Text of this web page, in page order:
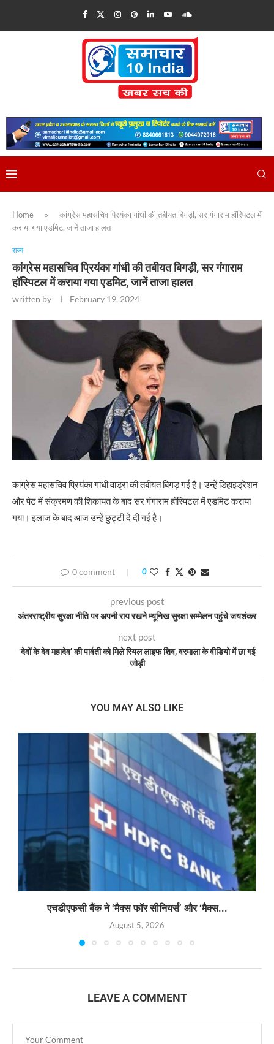
Home »
कांग्रेस महासचिव प्रियंका गांधी की तबीयत बिगड़ी, सर गंगाराम हॉस्पिटल में
कराया गया एडमिट, जानें ताजा हालत
राज्य
कांग्रेस महासचिव प्रियंका गांधी की तबीयत बिगड़ी, सर गंगाराम
हॉस्पिटल में कराया गया एडमिट, जानें ताजा हालत
written by February 19, 2024
कांग्रेस महासचिव प्रियंका गांधी वाड्रा की तबीयत बिगड़ गई है। उन्हें डिहाइड्रेशन
और पेट में संक्रमण की शिकायत के बाद सर गंगाराम हॉस्पिटल में एडमिट कराया
गया। इलाज के बाद आज उन्हें छुट्टी दे दी गई है।
0 comment 0
previous post
अंतरराष्ट्रीय सुरक्षा नीति पर अपनी राय रखने म्यूनिख सुरक्षा सम्मेलन पहुंचे जयशंकर
next post
‘देवों के देव महादेव’ की पार्वती को मिले रियल लाइफ शिव, वरमाला के वीडियो में छा गई
जोड़ी
YOU MAY ALSO LIKE
एचडीएफसी बैंक ने ‘मैक्स फॉर सीनियर्स’ और ‘मैक्स...
August 5, 2026
LEAVE A COMMENT